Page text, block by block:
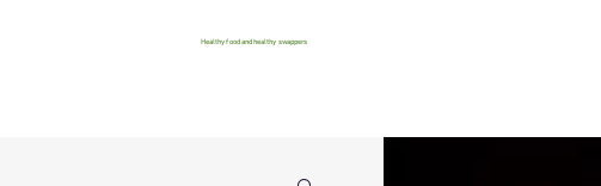
Healthy food and healthy swappers